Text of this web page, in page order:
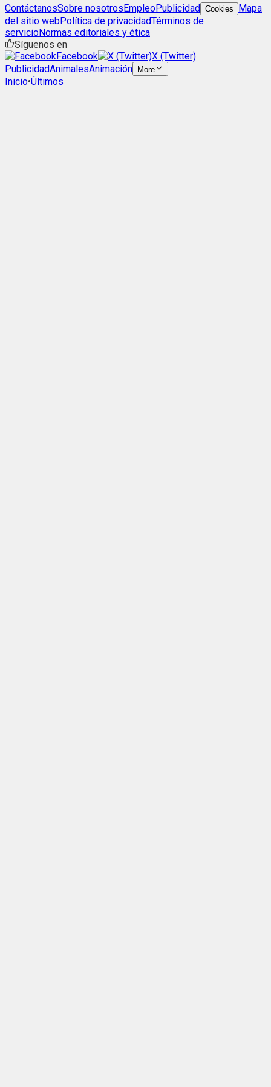
ContáctanosSobre nosotrosEmpleoPublicidad Cookies
Mapa
del sitio webPolítica de privacidadTérminos de
servicioNormas editoriales y ética
Síguenos en
Facebook
X (Twitter)
PublicidadAnimalesAnimación More
Inicio•Últimos